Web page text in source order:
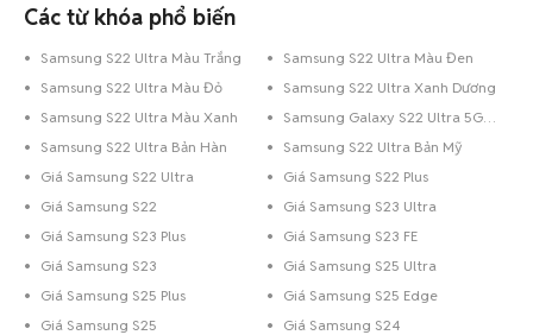
Các từ khóa phổ biến
Samsung S22 Ultra Màu Trắng
Samsung S22 Ultra Màu Đen
Samsung S22 Ultra Màu Đỏ
Samsung S22 Ultra Xanh Dương
Samsung S22 Ultra Màu Xanh
Samsung Galaxy S22 Ultra 5G 128GB
Samsung S22 Ultra Bản Hàn
Samsung S22 Ultra Bản Mỹ
Giá Samsung S22 Ultra
Giá Samsung S22 Plus
Giá Samsung S22
Giá Samsung S23 Ultra
Giá Samsung S23 Plus
Giá Samsung S23 FE
Giá Samsung S23
Giá Samsung S25 Ultra
Giá Samsung S25 Plus
Giá Samsung S25 Edge
Giá Samsung S25
Giá Samsung S24